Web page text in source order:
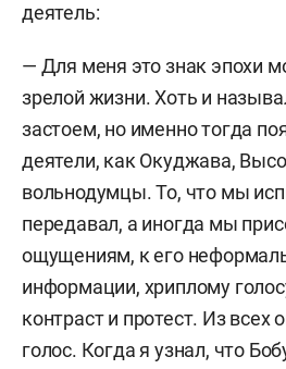
деятель:
— Для меня это знак эпохи
зрелой жизни. Хоть и
застоем, но именно тогда
деятели, как Окуджава,
вольнодумцы. То, что мы
передавал, а иногда мы
ощущениям, к его
информации, хриплому
контраст и протест. Из всех
голос. Когда я узнал, что